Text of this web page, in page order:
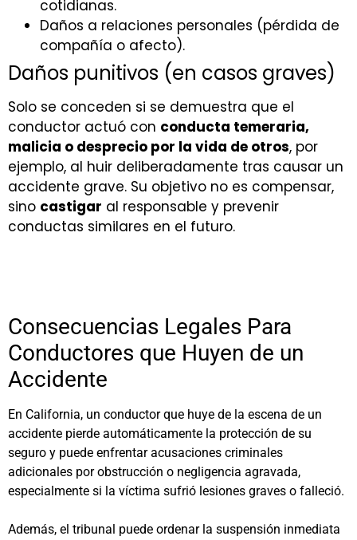
cotidianas.
Daños a relaciones personales (pérdida de
compañía o afecto).
Daños punitivos (en casos graves)
Solo se conceden si se demuestra que el
conductor actuó con conducta temeraria,
malicia o desprecio por la vida de otros, por
ejemplo, al huir deliberadamente tras causar un
accidente grave. Su objetivo no es compensar,
sino castigar al responsable y prevenir
conductas similares en el futuro.
Consecuencias Legales Para
Conductores que Huyen de un
Accidente
En California, un conductor que huye de la escena de un
accidente pierde automáticamente la protección de su
seguro y puede enfrentar acusaciones criminales
adicionales por obstrucción o negligencia agravada,
especialmente si la víctima sufrió lesiones graves o falleció.
Además, el tribunal puede ordenar la suspensión inmediata